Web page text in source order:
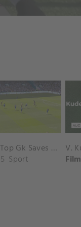
Chelsea Top Gk Saves vs. Crystal Palace
Sport
Film